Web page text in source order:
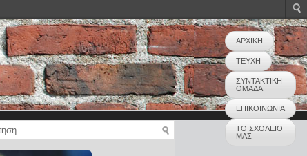
ΑΡΧΙΚΗ
ΤΕΥΧΗ
ΣΥΝΤΑΚΤΙΚΗ
ΟΜΑΔΑ
ΕΠΙΚΟΙΝΩΝΙΑ
ΤΟ ΣΧΟΛΕΙΟ
ΜΑΣ